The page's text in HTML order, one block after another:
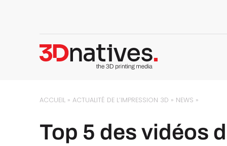
ACCUEIL »ACTUALITÉ DE L’IMPRESSION 3D » NEWS »
Top 5 des vidéos